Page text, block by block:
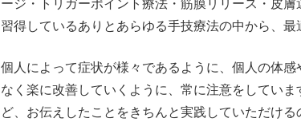
習得しているありとあらゆる手技療法の中から、最
個人によって症状が様々であるように、個人の体
なく楽に改善していくように、常に注意をしてい
ど、お伝えしたことをきちんと実践していただけ